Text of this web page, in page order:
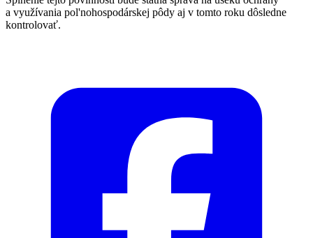
a využívania pol'nohospodárskej pôdy aj v tomto roku dôsledne
kontrolovať.